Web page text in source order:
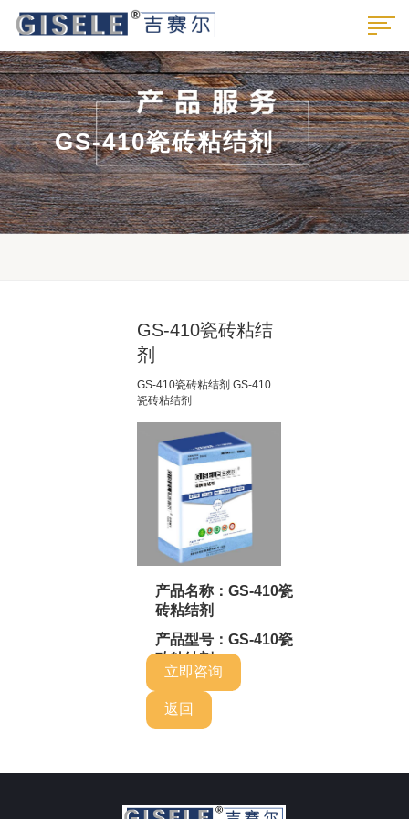
GS-410瓷砖粘结剂
GS-410瓷砖粘结
剂
GS-410瓷砖粘结剂 GS-410
瓷砖粘结剂
产品名称：GS-410瓷
砖粘结剂
产品型号：GS-410瓷
砖粘结剂
立即咨询
返回